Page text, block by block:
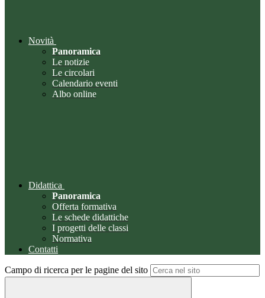
Novità
Panoramica
Le notizie
Le circolari
Calendario eventi
Albo online
Didattica
Panoramica
Offerta formativa
Le schede didattiche
I progetti delle classi
Normativa
Contatti
Campo di ricerca per le pagine del sito